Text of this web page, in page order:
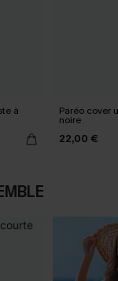
à Paréo cover
noire
22,00 €